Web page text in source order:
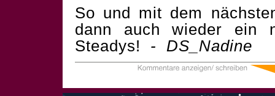
So und mit dem
dann auch wieder ein
Steadys! - DS_Nadine